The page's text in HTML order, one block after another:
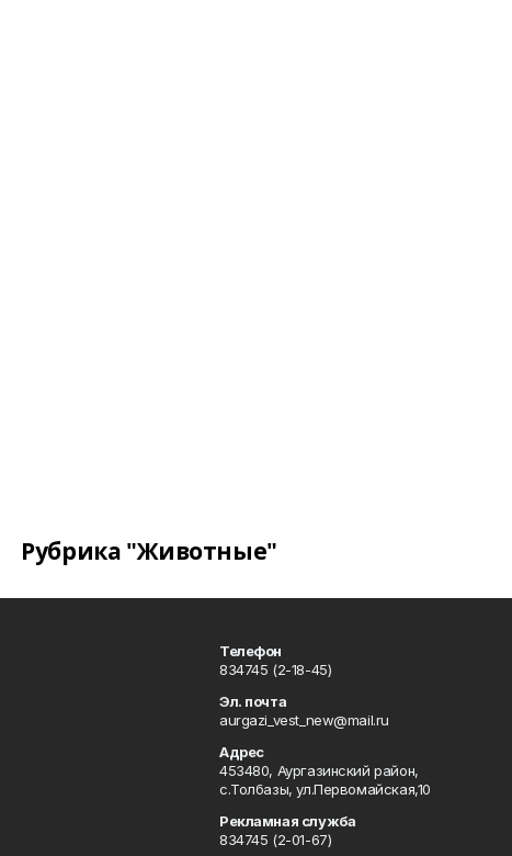
Рубрика "Животные"
Телефон
834745 (2-18-45)
Эл. почта
aurgazi_vest_new@mail.ru
Адрес
453480, Аургазинский район,
с.Толбазы, ул.Первомайская,10
Рекламная служба
834745 (2-01-67)